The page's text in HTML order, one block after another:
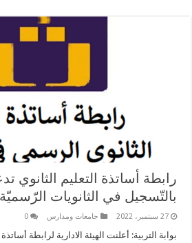
رابطة أساتذة التعليم الثانوي
بالتّسجيل في الثانويات الرّسميّة
27 سبتمبر، 2022 جامعات ومدارس 0
بوابة التربية: أعلنت الهيئة الادارية لرابطة أساتذة